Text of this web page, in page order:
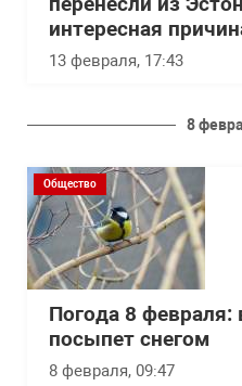
интересная
13 февраля, 17:43
8
Общество
Погода 8 февраля:
посыпет снегом
8 февраля, 09:47